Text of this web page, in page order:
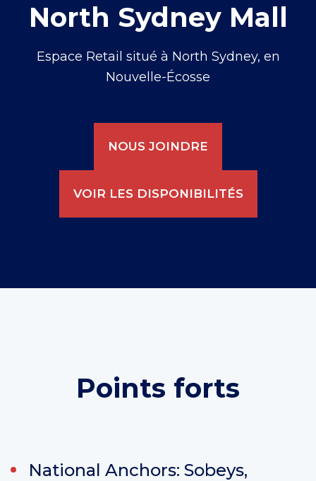
North Sydney Mall
Espace Retail situé à North Sydney, en
Nouvelle-Écosse
NOUS JOINDRE
VOIR LES DISPONIBILITÉS
Points forts
National Anchors: Sobeys,